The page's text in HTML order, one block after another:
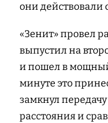
они действовали
«Зенит» провел
выпустил на
и пошел в
минуте это
замкнул
расстояния и